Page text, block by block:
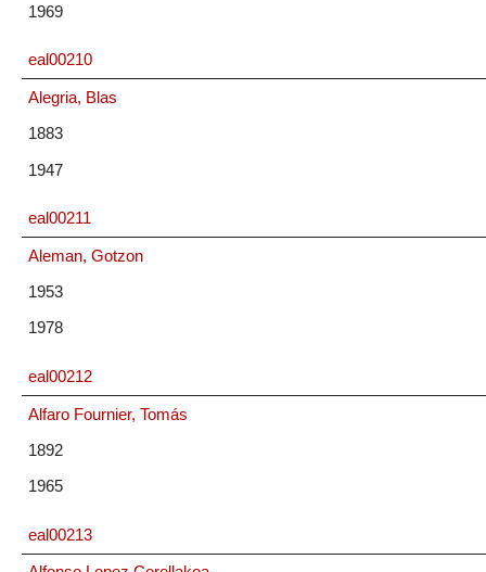
1969
eal00210
Alegria, Blas
1883
1947
eal00211
Aleman, Gotzon
1953
1978
eal00212
Alfaro Fournier, Tomás
1892
1965
eal00213